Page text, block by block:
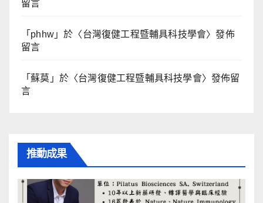
留言
「 phhw 」於〈台灣復健工程暨輔具科技學會〉發佈
留言
「蘇莫 」於〈台灣復健工程暨輔具科技學會〉發佈留
言
推動成果